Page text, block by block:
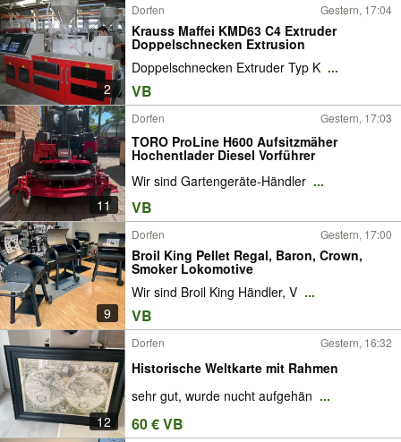
2
Dorfen Gestern, 17:04
Krauss Maffei KMD63 C4 Extruder
Doppelschnecken Extrusion
Doppelschnecken Extruder Typ K ...
VB
11
Dorfen Gestern, 17:03
TORO ProLine H600 Aufsitzmäher
Hochentlader Diesel Vorführer
Wir sind Gartengeräte-Händler ...
VB
9
Dorfen Gestern, 17:00
Broil King Pellet Regal, Baron, Crown,
Smoker Lokomotive
Wir sind Broil King Händler, V ...
VB
12
Dorfen Gestern, 16:32
Historische Weltkarte mit Rahmen
sehr gut, wurde nucht aufgehän ...
60 € VB